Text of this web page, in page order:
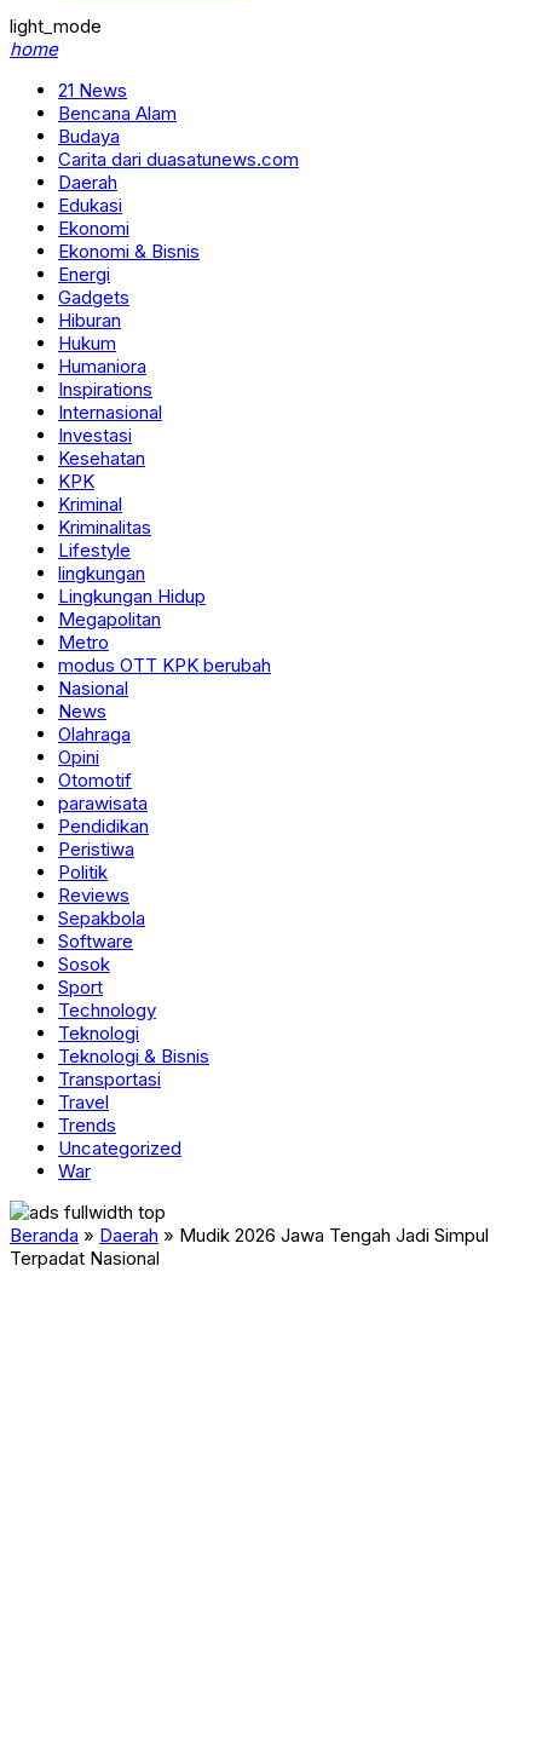
light_mode
home
21 News
Bencana Alam
Budaya
Carita dari duasatunews.com
Daerah
Edukasi
Ekonomi
Ekonomi & Bisnis
Energi
Gadgets
Hiburan
Hukum
Humaniora
Inspirations
Internasional
Investasi
Kesehatan
KPK
Kriminal
Kriminalitas
Lifestyle
lingkungan
Lingkungan Hidup
Megapolitan
Metro
modus OTT KPK berubah
Nasional
News
Olahraga
Opini
Otomotif
parawisata
Pendidikan
Peristiwa
Politik
Reviews
Sepakbola
Software
Sosok
Sport
Technology
Teknologi
Teknologi & Bisnis
Transportasi
Travel
Trends
Uncategorized
War
Beranda » Daerah » Mudik 2026 Jawa Tengah Jadi Simpul
Terpadat Nasional